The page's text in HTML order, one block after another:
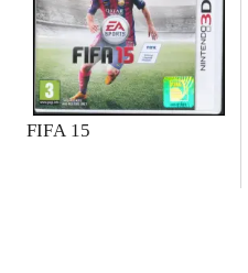
FIFA 15